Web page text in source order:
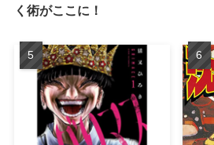
く術がここに！